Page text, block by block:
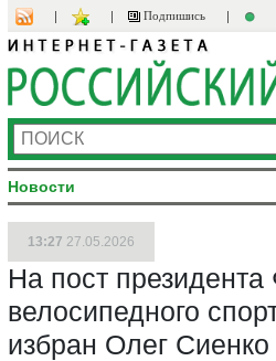
Подпишись
Новости
13:27 27.05.2026
На пост
велосипедного
избран Олег Сиенко